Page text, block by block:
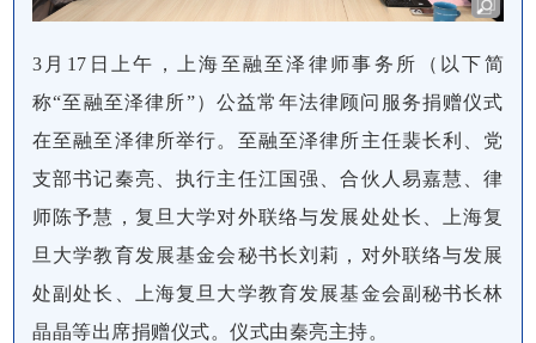
3月17日上午，上海至融至泽律师事务所（以下简
称“至融至泽律所”）公益常年法律顾问服务捐赠仪式
在至融至泽律所举行。至融至泽律所主任裴长利、党
支部书记秦亮、执行主任江国强、合伙人易嘉慧、律
师陈予慧，复旦大学对外联络与发展处处长、上海复
旦大学教育发展基金会秘书长刘莉，对外联络与发展
处副处长、上海复旦大学教育发展基金会副秘书长林
晶晶等出席捐赠仪式。仪式由秦亮主持。